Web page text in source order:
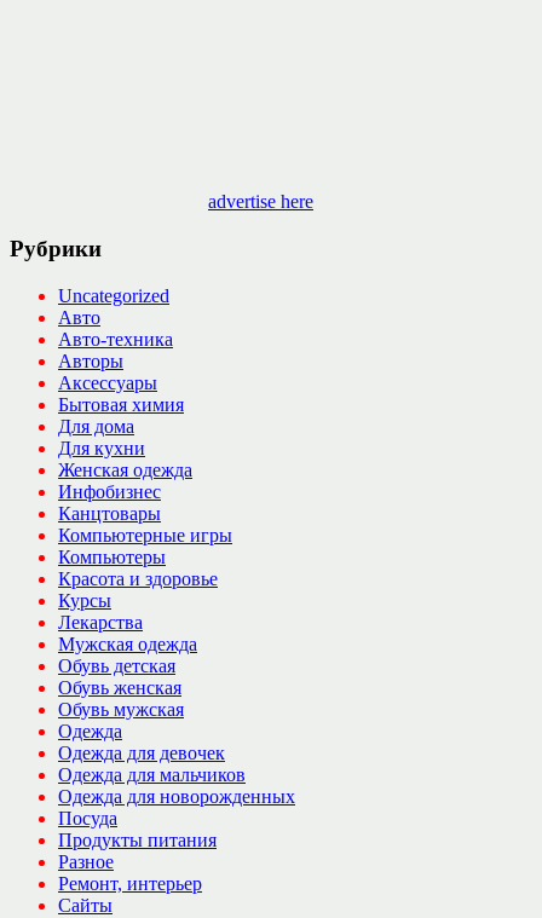
advertise here
Рубрики
Uncategorized
Авто
Авто-техника
Авторы
Аксессуары
Бытовая химия
Для дома
Для кухни
Женская одежда
Инфобизнес
Канцтовары
Компьютерные игры
Компьютеры
Красота и здоровье
Курсы
Лекарства
Мужская одежда
Обувь детская
Обувь женская
Обувь мужская
Одежда
Одежда для девочек
Одежда для мальчиков
Одежда для новорожденных
Посуда
Продукты питания
Разное
Ремонт, интерьер
Сайты